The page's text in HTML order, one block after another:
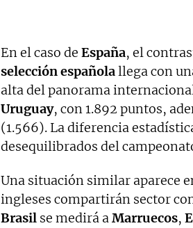
En el caso de España, el
selecciónespañolallega con
alta del panorama
Uruguay, con 1.892 puntos,
(1.566). La diferencia
desequilibrados del
Una situación similar aparece
ingleses compartirán sector
Brasil se medirá aMarruecos,